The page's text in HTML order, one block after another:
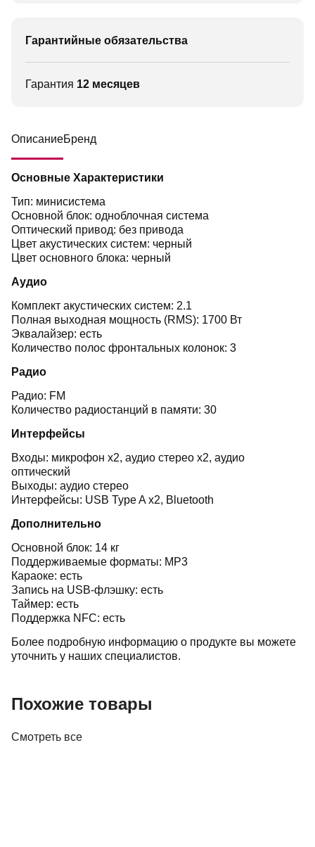
Гарантийные обязательства
Гарантия 12 месяцев
ОписаниеБренд
Основные Характеристики
Тип: минисистема
Основной блок: одноблочная система
Оптический привод: без привода
Цвет акустических систем: черный
Цвет основного блока: черный
Аудио
Комплект акустических систем: 2.1
Полная выходная мощность (RMS): 1700 Вт
Эквалайзер: есть
Количество полос фронтальных колонок: 3
Радио
Радио: FM
Количество радиостанций в памяти: 30
Интерфейсы
Входы: микрофон x2, аудио стерео x2, аудио
оптический
Выходы: аудио стерео
Интерфейсы: USB Type A x2, Bluetooth
Дополнительно
Основной блок: 14 кг
Поддерживаемые форматы: MP3
Караоке: есть
Запись на USB-флэшку: есть
Таймер: есть
Поддержка NFC: есть
Более подробную информацию о продукте вы можете
уточнить у наших специалистов.
Похожие товары
Смотреть все